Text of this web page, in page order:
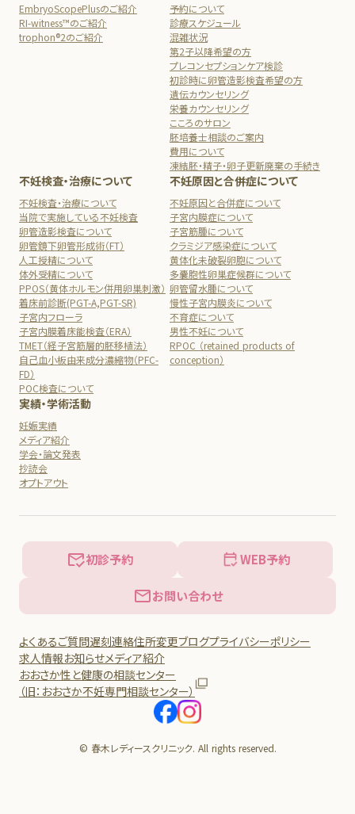
EmbryoScopePlusのご紹介
RI-witness™のご紹介
trophon®2のご紹介
予約について
診療スケジュール
混雑状況
第2子以降希望の方
プレコンセプションケア検診
初診時に卵管造影検査希望の方
遺伝カウンセリング
栄養カウンセリング
こころのサロン
胚培養士相談のご案内
費用について
凍結胚・精子・卵子更新廃棄の手続き
不妊検査・治療について
不妊検査・治療について
当院で実施している不妊検査
卵管造影検査について
卵管鏡下卵管形成術（FT）
人工授精について
体外受精について
PPOS（黄体ホルモン併用卵巣刺激）
着床前診断(PGT-A,PGT-SR)
子宮内フローラ
子宮内膜着床能検査（ERA）
TMET（経子宮筋層的胚移植法）
自己血小板由来成分濃縮物（PFC-
FD）
POC検査について
不妊原因と合併症について
不妊原因と合併症について
子宮内膜症について
子宮筋腫について
クラミジア感染症について
黄体化未破裂卵胞について
多嚢胞性卵巣症候群について
卵管留水腫について
慢性子宮内膜炎について
不育症について
男性不妊について
RPOC （retained products of
conception）
実績・学術活動
妊娠実績
メディア紹介
学会・論文発表
抄読会
オプトアウト
初診予約 WEB予約
お問い合わせ
よくあるご質問遅刻連絡住所変更ブログプライバシーポリシー
求人情報お知らせメディア紹介
おおさか性と健康の相談センター
（旧：おおさか不妊専門相談センター）
© 春木レディースクリニック. All rights reserved.